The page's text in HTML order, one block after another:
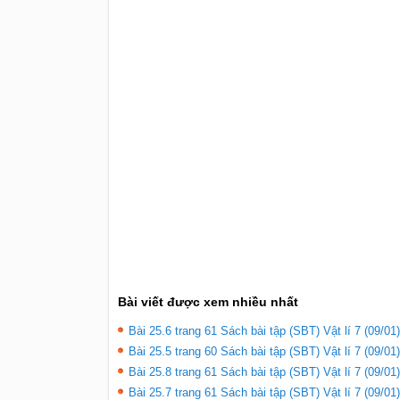
Bài viết được xem nhiều nhất
Bài 25.6 trang 61 Sách bài tập (SBT) Vật lí 7 (09/01)
Bài 25.5 trang 60 Sách bài tập (SBT) Vật lí 7 (09/01)
Bài 25.8 trang 61 Sách bài tập (SBT) Vật lí 7 (09/01)
Bài 25.7 trang 61 Sách bài tập (SBT) Vật lí 7 (09/01)